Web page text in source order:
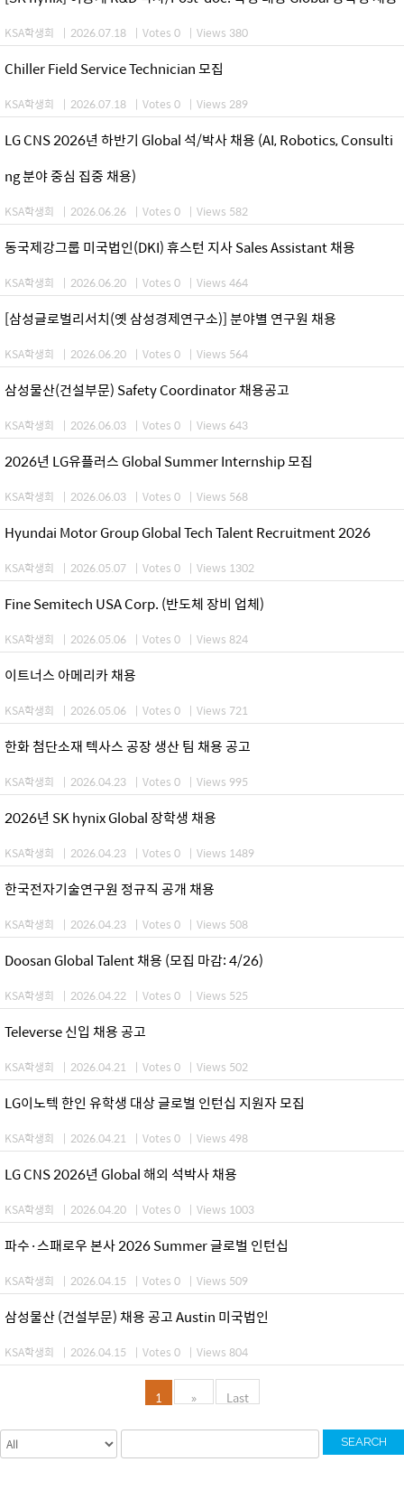
KSA학생회 | 2026.07.18 | Votes 0 | Views 380
Chiller Field Service Technician 모집
KSA학생회 | 2026.07.18 | Votes 0 | Views 289
LG CNS 2026년 하반기 Global 석/박사 채용 (AI, Robotics, Consulti
ng 분야 중심 집중 채용)
KSA학생회 | 2026.06.26 | Votes 0 | Views 582
동국제강그룹 미국법인(DKI) 휴스턴 지사 Sales Assistant 채용
KSA학생회 | 2026.06.20 | Votes 0 | Views 464
[삼성글로벌리서치(옛 삼성경제연구소)] 분야별 연구원 채용
KSA학생회 | 2026.06.20 | Votes 0 | Views 564
삼성물산(건설부문) Safety Coordinator 채용공고
KSA학생회 | 2026.06.03 | Votes 0 | Views 643
2026년 LG유플러스 Global Summer Internship 모집
KSA학생회 | 2026.06.03 | Votes 0 | Views 568
Hyundai Motor Group Global Tech Talent Recruitment 2026
KSA학생회 | 2026.05.07 | Votes 0 | Views 1302
Fine Semitech USA Corp. (반도체 장비 업체)
KSA학생회 | 2026.05.06 | Votes 0 | Views 824
이트너스 아메리카 채용
KSA학생회 | 2026.05.06 | Votes 0 | Views 721
한화 첨단소재 텍사스 공장 생산 팀 채용 공고
KSA학생회 | 2026.04.23 | Votes 0 | Views 995
2026년 SK hynix Global 장학생 채용
KSA학생회 | 2026.04.23 | Votes 0 | Views 1489
한국전자기술연구원 정규직 공개 채용
KSA학생회 | 2026.04.23 | Votes 0 | Views 508
Doosan Global Talent 채용 (모집 마감: 4/26)
KSA학생회 | 2026.04.22 | Votes 0 | Views 525
Televerse 신입 채용 공고
KSA학생회 | 2026.04.21 | Votes 0 | Views 502
LG이노텍 한인 유학생 대상 글로벌 인턴십 지원자 모집
KSA학생회 | 2026.04.21 | Votes 0 | Views 498
LG CNS 2026년 Global 해외 석박사 채용
KSA학생회 | 2026.04.20 | Votes 0 | Views 1003
파수·스패로우 본사 2026 Summer 글로벌 인턴십
KSA학생회 | 2026.04.15 | Votes 0 | Views 509
삼성물산 (건설부문) 채용 공고 Austin 미국법인
KSA학생회 | 2026.04.15 | Votes 0 | Views 804
1 » Last
SEARCH